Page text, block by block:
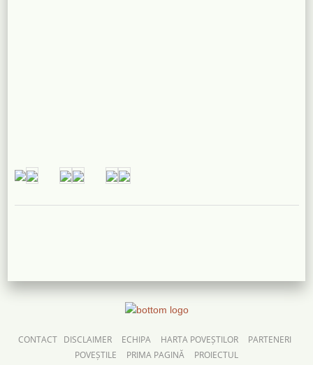
CONTACT DISCLAIMER ECHIPA HARTA POVEȘTILOR
PARTENERI
POVEȘTILE
PRIMA PAGINĂ PROIECTUL